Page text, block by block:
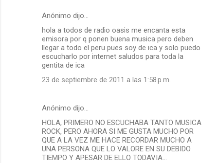
Anónimo dijo…
hola a todos de radio oasis me encanta esta
emisora por q ponen buena musica pero deben
llegar a todo el peru pues soy de ica y solo puedo
escucharlo por internet saludos para toda la
gentita de ica
23 de septiembre de 2011 a las 1:58 p.m.
Anónimo dijo…
HOLA, PRIMERO NO ESCUCHABA TANTO MUSICA
ROCK, PERO AHORA SI ME GUSTA MUCHO POR
QUE A LA VEZ ME HACE RECORDAR MUCHO A
UNA PERSONA QUE LO VALORE EN SU DEBIDO
TIEMPO Y APESAR DE ELLO TODAVIA...